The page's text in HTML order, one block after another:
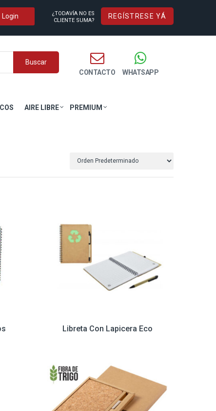
¿TODAVÍA NO ES
CLIENTE SUMA?
REGÍSTRESE YÁ
WHATSAPP
CONTACTO
Buscar
AIRE LIBRE PREMIUM
Libreta Con Lapicera Eco